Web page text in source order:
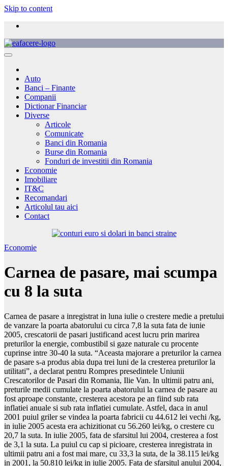
Skip to content
Auto
Banci – Finante
Companii
Dictionar Financiar
Diverse
Articole
Comunicate
Banci din Romania
Burse din Romania
Fonduri de investitii din Romania
Economie
Imobiliare
IT&C
Recomandari
Articolul tau aici
Contact
Economie
Carnea de pasare, mai scumpa
cu 8 la suta
Carnea de pasare a inregistrat in luna iulie o crestere medie a pretului
de vanzare la poarta abatorului cu circa 7,8 la suta fata de iunie
2005, crescatorii de pasari justificand acest lucru prin marirea
preturilor la energie, combustibil si gaze naturale cu procente
cuprinse intre 30-40 la suta. “Aceasta majorare a preturilor la carnea
de pasare s-a produs abia dupa trei luni de la cresterea preturilor la
utilitati”, a declarat pentru Rompres presedintele Uniunii
Crescatorilor de Pasari din Romania, Ilie Van. In ultimii patru ani,
preturile medii cumulate la poarta abatorului la carnea de pasare au
fost aproape constante, cresterea acestora pe an fiind sub rata
inflatiei anuale si sub rata inflatiei cumulate. Astfel, daca in anul
2001 puiul griler se vindea la poarta fabricii cu 44.612 lei vechi /kg,
in iulie 2005 acesta era achizitionat cu 56.260 lei/kg, o crestere cu
20,7 la suta. In iulie 2005, fata de sfarsitul lui 2004, cresterea a fost
de 3,1 la suta. La puiul cu cap si picioare, cresterea inregistrata in
ultimii patru ani a fost mai mare, cu 33,3 la suta, de la 38.115 lei/kg
in 2001, la 50.810 lei/kg in iulie 2005. Fata de sfarsitul anului 2004,